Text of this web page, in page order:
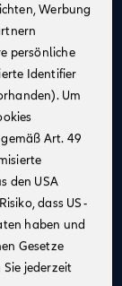
von
aus zu
Dein
Provisionen
Werbung
persönliche
Identifier
Um
Art. 49
den USA
dass US-
haben und
Gesetze
jederzeit